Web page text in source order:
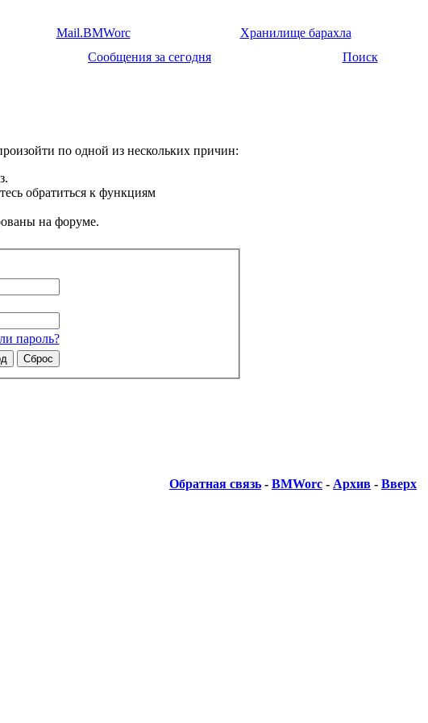
Mail.BMWorc
Хранилище барахла
Сообщения за сегодня Поиск
по одной из нескольких причин:
обратиться к функциям
на форуме.
пароль?
Обратная связь - BMWorc - Архив - Вверх